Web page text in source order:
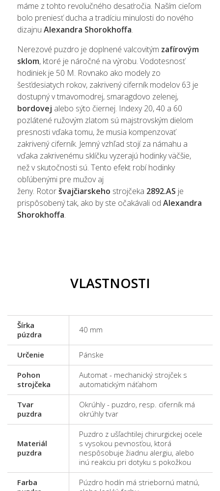
máme z tohto revolučného desaťročia. Naším cieľom
bolo preniesť ducha a tradíciu minulosti do nového
dizajnu Alexandra Shorokhoffa.
Nerezové puzdro je doplnené valcovitým zafírovým
sklom, ktoré je náročné na výrobu. Vodotesnosť
hodiniek je 50 M. Rovnako ako modely zo
šesťdesiatych rokov, zakrivený ciferník modelov 63 je
dostupný v tmavomodrej, smaragdovo zelenej,
bordovej alebo sýto čiernej. Indexy 20, 40 a 60
pozlátené ružovým zlatom sú majstrovským dielom
presnosti vďaka tomu, že musia kompenzovať
zakrivený ciferník. Jemný vzhľad stojí za námahu a
vďaka zakrivenému sklíčku vyzerajú hodinky väčšie,
než v skutočnosti sú. Tento efekt robí hodinky
obľúbenými pre mužov aj
ženy. Rotoršvajčiarskeho strojčeka 2892.AS je
prispôsobený tak, ako by ste očakávali od Alexandra
Shorokhoffa.
VLASTNOSTI
Šírka
púzdra
40 mm
Určenie Pánske
Pohon
strojčeka
Automat - mechanický strojček s
automatickým náťahom
Tvar
puzdra
Okrúhly - puzdro, resp. ciferník má
okrúhly tvar
Materiál
puzdra
Puzdro z ušľachtilej chirurgickej ocele
s vysokou pevnosťou, ktorá
nespôsobuje žiadnu alergiu, alebo
inú reakciu pri dotyku s pokožkou
Farba
Púzdro hodín má striebornú matnú,